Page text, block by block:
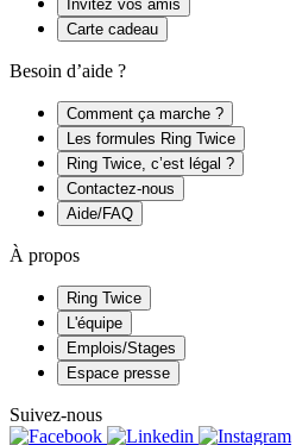
Invitez vos amis
Carte cadeau
Besoin d’aide ?
Comment ça marche ?
Les formules Ring Twice
Ring Twice, c’est légal ?
Contactez-nous
Aide/FAQ
À propos
Ring Twice
L'équipe
Emplois/Stages
Espace presse
Suivez-nous